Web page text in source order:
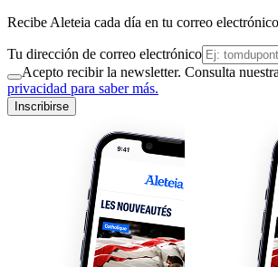
Recibe Aleteia cada día en tu correo
Tu dirección de correo electrónico
Acepto recibir la newsletter. Consulta nuestra
privacidad para saber más.
Inscribirse